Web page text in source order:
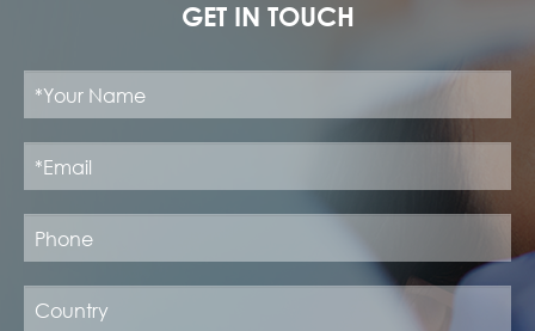
GET IN TOUCH